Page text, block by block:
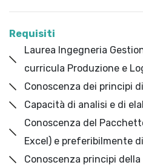
Requisiti
Laurea Ingegneria
curricula Produzione e
Conoscenza dei principi
Capacità di analisi e di
Conoscenza del
Excel) e preferibilmente
Conoscenza principi della